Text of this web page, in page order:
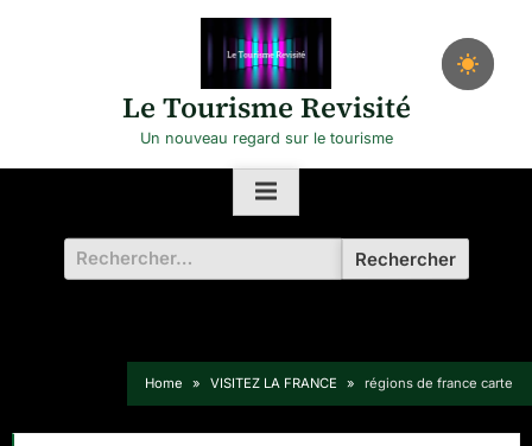
Le Tourisme Revisité
Un nouveau regard sur le tourisme
Rechercher :
Home VISITEZ LA FRANCE régions de france carte